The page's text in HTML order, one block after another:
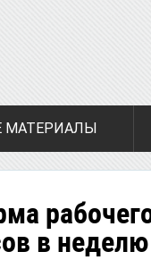
МАТЕРИАЛЫ
в